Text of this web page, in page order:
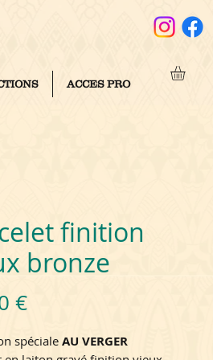
ACCES PRO
finition
bronze
€Prix
spécialeAU VERGER